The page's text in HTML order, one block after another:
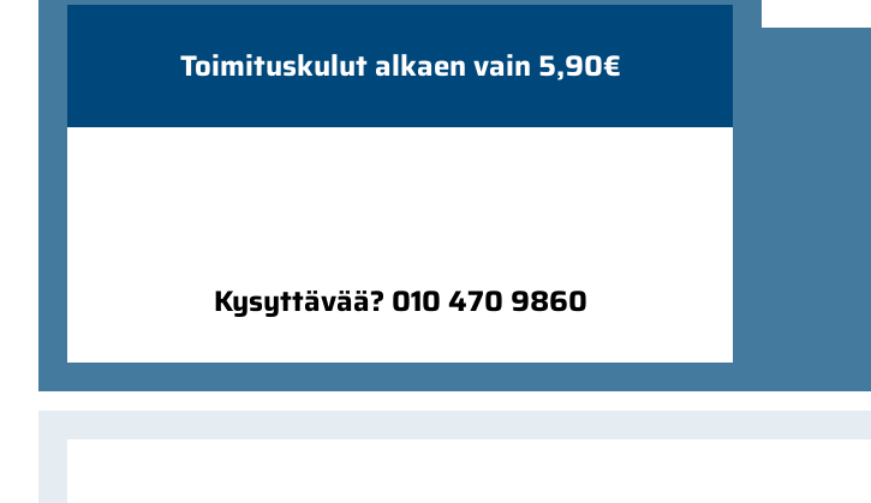
Toimituskulut alkaen vain 5,90€
Kysyttävää? 010 470 9860